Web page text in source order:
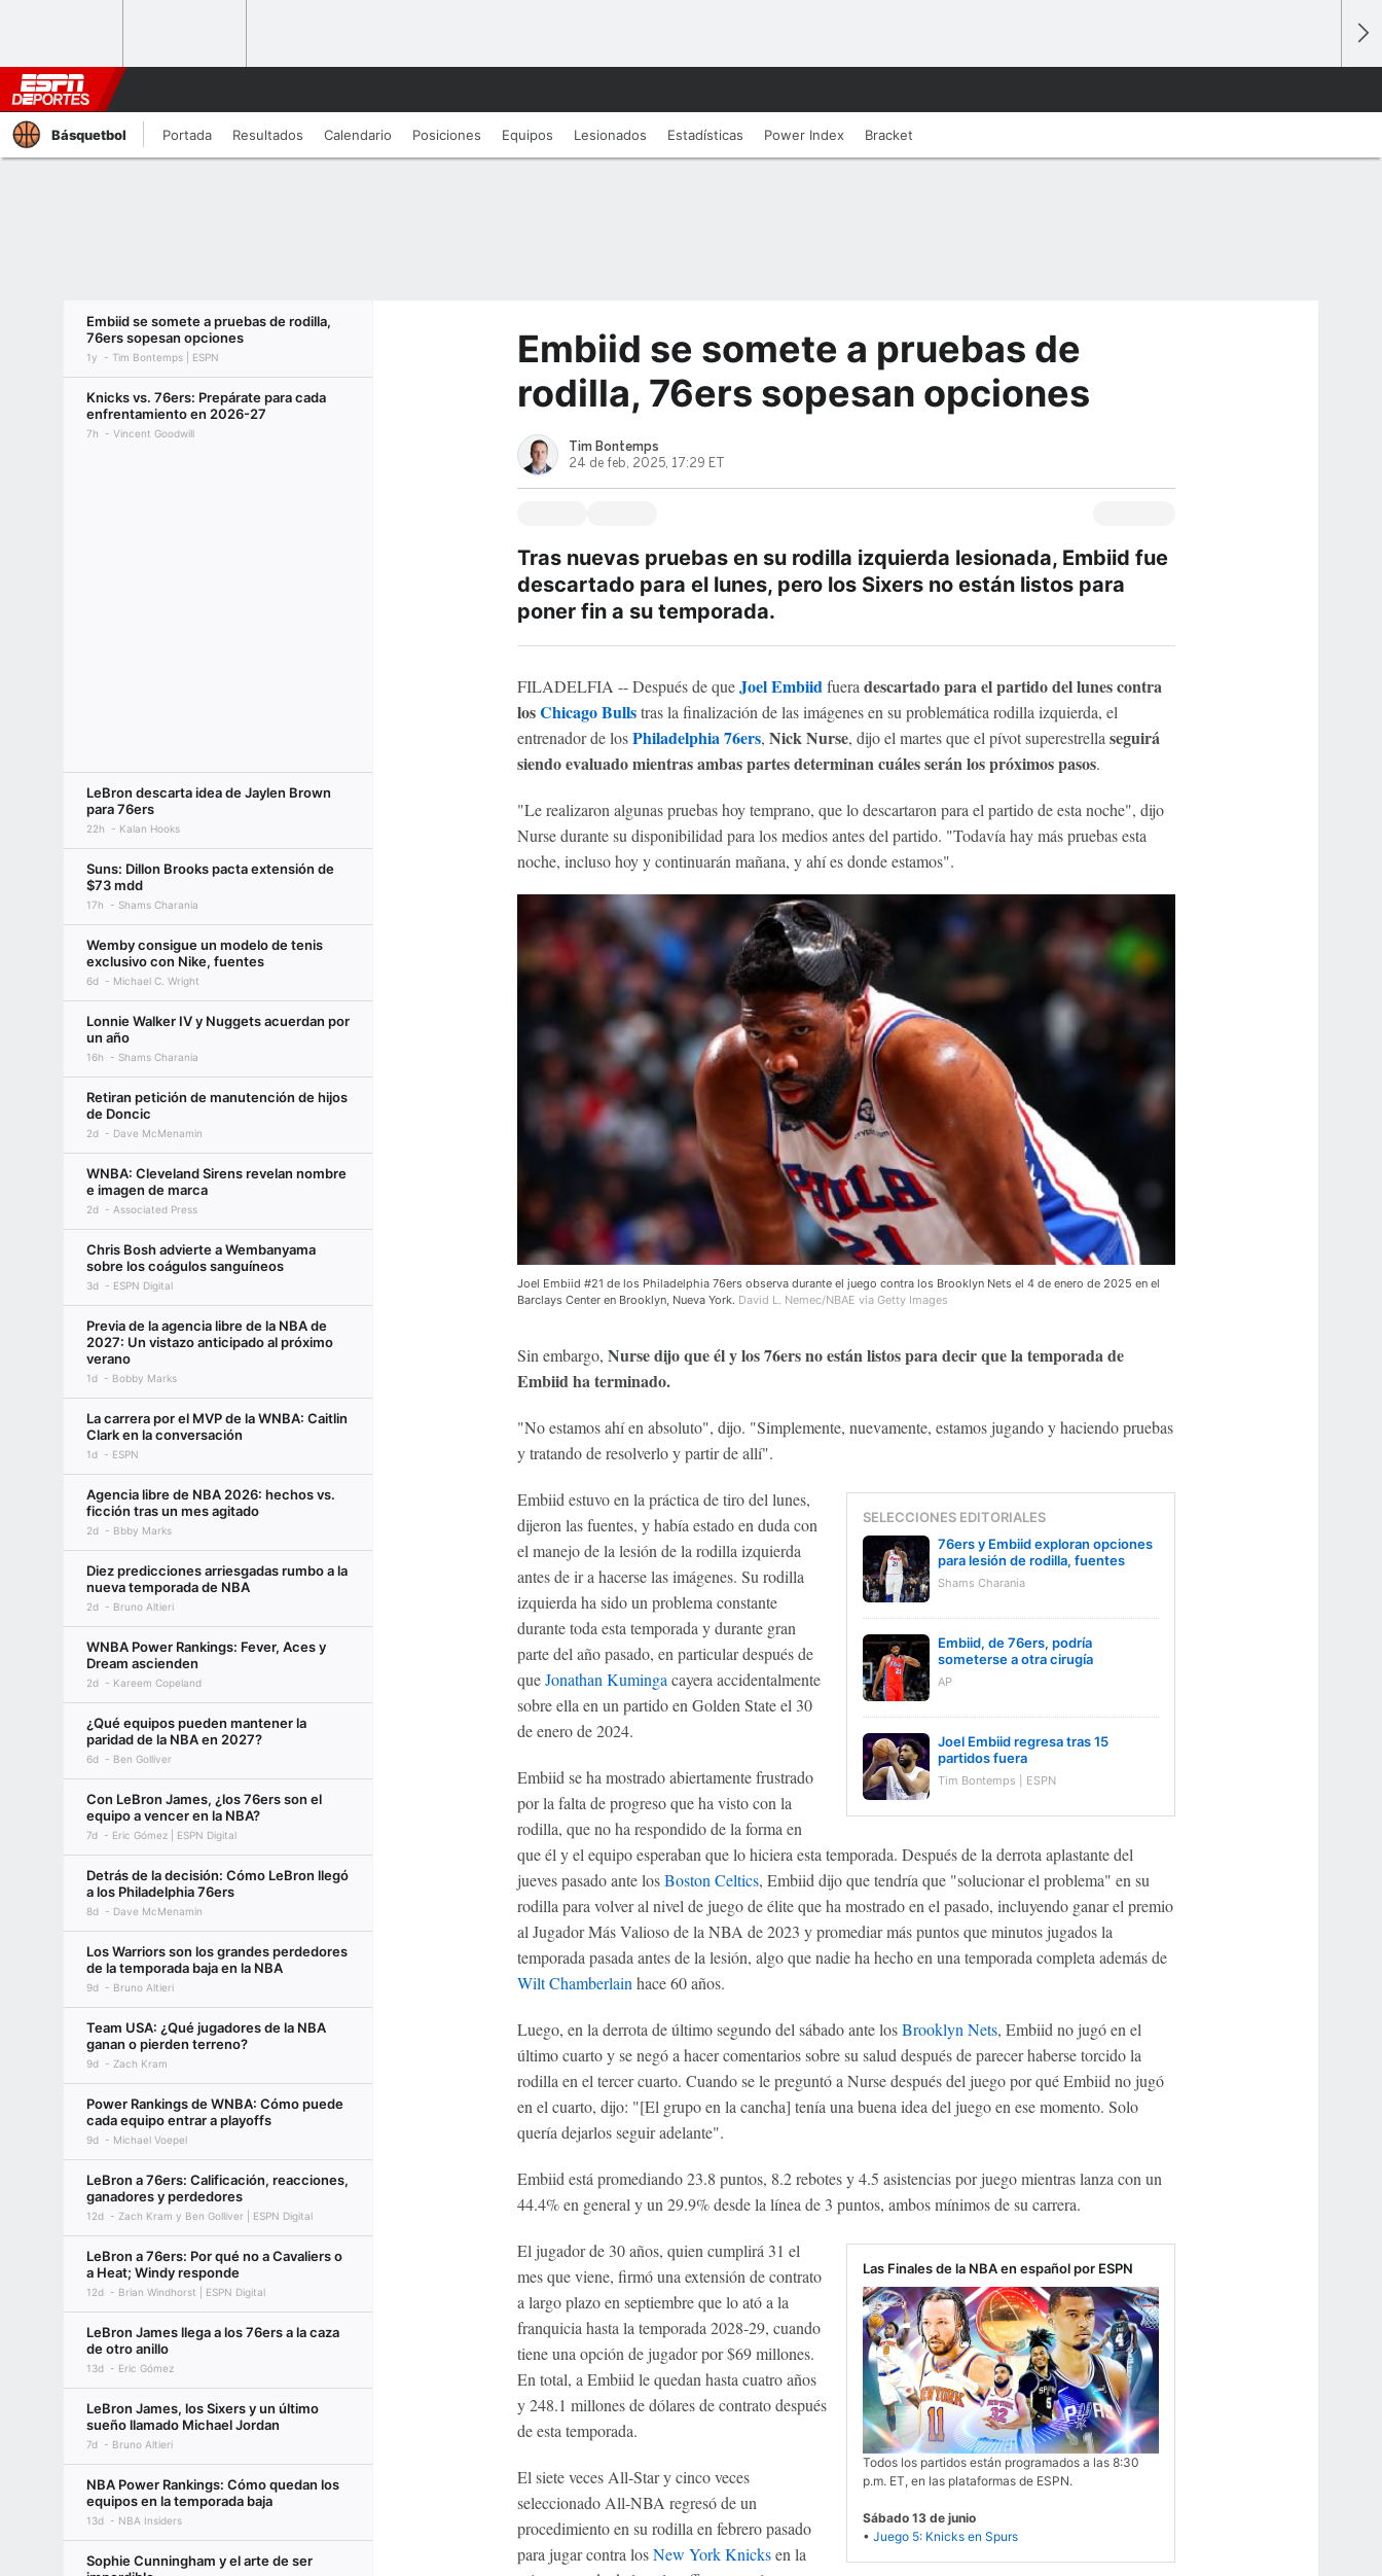
Básquetbol Portada Resultados Calendario Posiciones Equipos Lesionados Estadí­sticas Power Index Bracket
Embiid se somete a pruebas de rodilla,
76ers sopesan opciones
1y Tim Bontemps | ESPN
Knicks vs. 76ers: Prepárate para cada
enfrentamiento en 2026-27
7h Vincent Goodwill
LeBron descarta idea de Jaylen Brown
para 76ers
22h Kalan Hooks
Suns: Dillon Brooks pacta extensión de
$73 mdd
17h Shams Charania
Wemby consigue un modelo de tenis
exclusivo con Nike, fuentes
6d Michael C. Wright
Lonnie Walker IV y Nuggets acuerdan por
un año
16h Shams Charania
Retiran petición de manutención de hijos
de Doncic
2d Dave McMenamin
WNBA: Cleveland Sirens revelan nombre
e imagen de marca
2d Associated Press
Chris Bosh advierte a Wembanyama
sobre los coágulos sanguíneos
3d ESPN Digital
Previa de la agencia libre de la NBA de
2027: Un vistazo anticipado al próximo
verano
1d Bobby Marks
La carrera por el MVP de la WNBA: Caitlin
Clark en la conversación
1d ESPN
Agencia libre de NBA 2026: hechos vs.
ficción tras un mes agitado
2d Bbby Marks
Diez predicciones arriesgadas rumbo a la
nueva temporada de NBA
2d Bruno Altieri
WNBA Power Rankings: Fever, Aces y
Dream ascienden
2d Kareem Copeland
¿Qué equipos pueden mantener la
paridad de la NBA en 2027?
6d Ben Golliver
Con LeBron James, ¿los 76ers son el
equipo a vencer en la NBA?
7d Eric Gómez | ESPN Digital
Detrás de la decisión: Cómo LeBron llegó
a los Philadelphia 76ers
8d Dave McMenamin
Los Warriors son los grandes perdedores
de la temporada baja en la NBA
9d Bruno Altieri
Team USA: ¿Qué jugadores de la NBA
ganan o pierden terreno?
9d Zach Kram
Power Rankings de WNBA: Cómo puede
cada equipo entrar a playoffs
9d Michael Voepel
LeBron a 76ers: Calificación, reacciones,
ganadores y perdedores
12d Zach Kram y Ben Golliver | ESPN Digital
LeBron a 76ers: Por qué no a Cavaliers o
a Heat; Windy responde
12d Brian Windhorst | ESPN Digital
LeBron James llega a los 76ers a la caza
de otro anillo
13d Eric Gómez
LeBron James, los Sixers y un último
sueño llamado Michael Jordan
7d Bruno Altieri
NBA Power Rankings: Cómo quedan los
equipos en la temporada baja
13d NBA Insiders
Sophie Cunningham y el arte de ser
Embiid se somete a pruebas de
rodilla, 76ers sopesan opciones
Tim Bontemps
24 de feb, 2025, 17:29 ET
Tras nuevas pruebas en su rodilla izquierda lesionada, Embiid fue
descartado para el lunes, pero los Sixers no están listos para
poner fin a su temporada.
FILADELFIA -- Después de queJoel Embiid fuera descartado para el partido del lunes contra
losChicago Bullstras la finalización de las imágenes en su problemática rodilla izquierda, el
entrenador de losPhiladelphia 76ers, Nick Nurse, dijo el martes que el pívot superestrella seguirá
siendo evaluadomientras ambas partes determinan cuáles serán los próximos pasos.
"Le realizaron algunas pruebas hoy temprano, que lo descartaron para el partido de esta noche", dijo
Nurse durante su disponibilidad para los medios antes del partido. "Todavía hay más pruebas esta
noche, incluso hoy y continuarán mañana, y ahí es donde estamos".
Joel Embiid #21 de los Philadelphia 76ers observa durante el juego contra los Brooklyn Nets el 4 de enero de 2025 en el
Barclays Center en Brooklyn, Nueva York. David L. Nemec/NBAE via Getty Images
Sin embargo, Nurse dijo que él y los 76ers no están listos para decir que la temporada de
Embiid ha terminado.
"No estamos ahí en absoluto", dijo. "Simplemente, nuevamente, estamos jugando y haciendo pruebas
y tratando de resolverlo y partir de allí".
SELECCIONES EDITORIALES
76ers y Embiid exploran opciones
para lesión de rodilla, fuentes
Shams Charania
Embiid, de 76ers, podría
someterse a otra cirugía
AP
Joel Embiid regresa tras 15
partidos fuera
Tim Bontemps | ESPN
Embiid estuvo en la práctica de tiro del lunes,
dijeron las fuentes, y había estado en duda con
el manejo de la lesión de la rodilla izquierda
antes de ir a hacerse las imágenes. Su rodilla
izquierda ha sido un problema constante
durante toda esta temporada y durante gran
parte del año pasado, en particular después de
queJonathan Kumingacayera accidentalmente
sobre ella en un partido en Golden State el 30
de enero de 2024.
Embiid se ha mostrado abiertamente frustrado
por la falta de progreso que ha visto con la
rodilla, que no ha respondido de la forma en
que él y el equipo esperaban que lo hiciera esta temporada. Después de la derrota aplastante del
jueves pasado ante losBoston Celtics, Embiid dijo que tendría que "solucionar el problema" en su
rodilla para volver al nivel de juego de élite que ha mostrado en el pasado, incluyendo ganar el premio
al Jugador Más Valioso de la NBA de 2023 y promediar más puntos que minutos jugados la
temporada pasada antes de la lesión, algo que nadie ha hecho en una temporada completa además de
Wilt Chamberlainhace 60 años.
Luego, en la derrota de último segundo del sábado ante losBrooklyn Nets, Embiid no jugó en el
último cuarto y se negó a hacer comentarios sobre su salud después de parecer haberse torcido la
rodilla en el tercer cuarto. Cuando se le preguntó a Nurse después del juego por qué Embiid no jugó
en el cuarto, dijo: "[El grupo en la cancha] tenía una buena idea del juego en ese momento. Solo
quería dejarlos seguir adelante".
Embiid está promediando 23.8 puntos, 8.2 rebotes y 4.5 asistencias por juego mientras lanza con un
44.4% en general y un 29.9% desde la línea de 3 puntos, ambos mínimos de su carrera.
Las Finales de la NBA en español por ESPN
Todos los partidos están programados a las 8:30
p.m. ET, en las plataformas de ESPN.
Sábado 13 de junio
• Juego 5: Knicks en Spurs
El jugador de 30 años, quien cumplirá 31 el
mes que viene, firmó una extensión de contrato
a largo plazo en septiembre que lo ató a la
franquicia hasta la temporada 2028-29, cuando
tiene una opción de jugador por $69 millones.
En total, a Embiid le quedan hasta cuatro años
y 248.1 millones de dólares de contrato después
de esta temporada.
El siete veces All-Star y cinco veces
seleccionado All-NBA regresó de un
procedimiento en su rodilla en febrero pasado
para jugar contra losNew York Knicksen la